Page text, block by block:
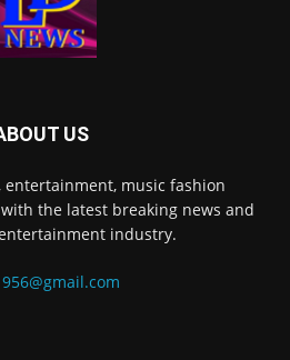
US
entertainment, music fashion
the latest breaking news and
industry.